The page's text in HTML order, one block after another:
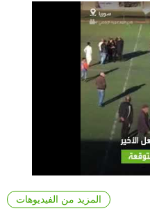
المزيد من الفيديوهات